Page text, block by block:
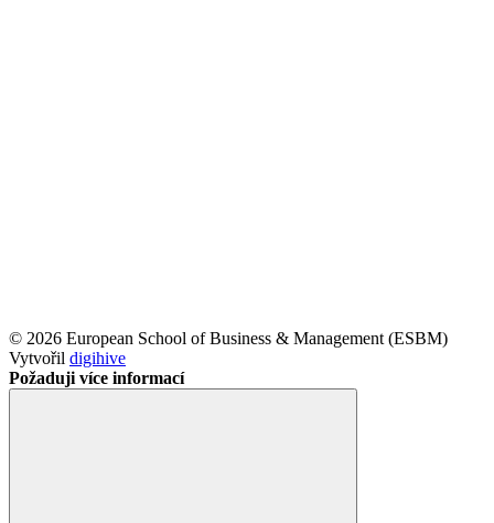
© 2026 European School of Business & Management (ESBM)
Vytvořil digihive
Požaduji více informací